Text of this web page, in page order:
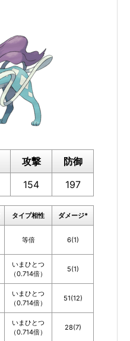
攻撃
防御
154 197
タイプ相性 ダメージ*
等倍 6(1)
いまひとつ
（0.714倍）
5(1)
いまひとつ
（0.714倍）
51(12)
いまひとつ
（0.714倍）
28(7)